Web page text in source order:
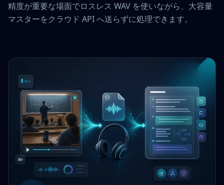
精度が重要な場面でロスレス WAV を使いながら、大容量
マスターをクラウド API へ送らずに処理できます。